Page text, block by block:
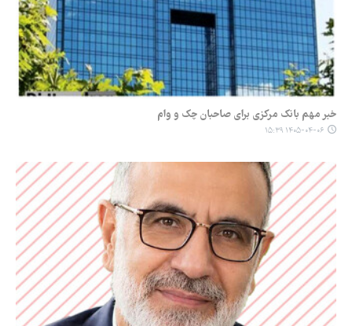
خبر مهم بانک مرکزی برای صاحبان چک و وام
۱۴۰۵-۰۴-۰۶ ۱۵:۳۹